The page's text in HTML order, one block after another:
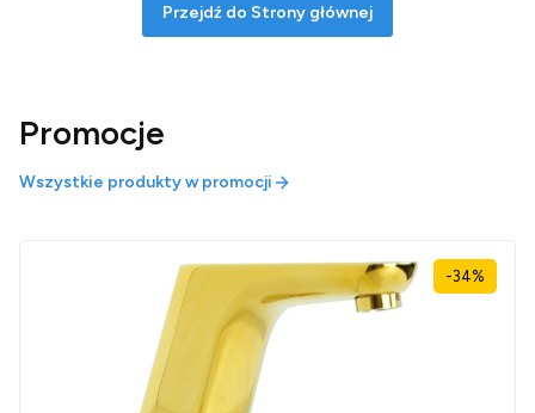
Przejdź do Strony głównej
Promocje
Wszystkie produkty w promocji
-34%